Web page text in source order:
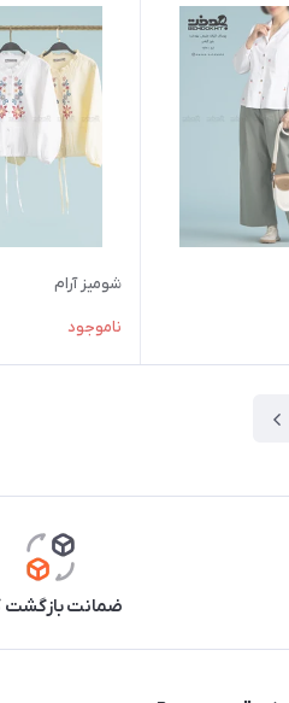
شومیز آرام
ناموجود
ضمانت بازگشت